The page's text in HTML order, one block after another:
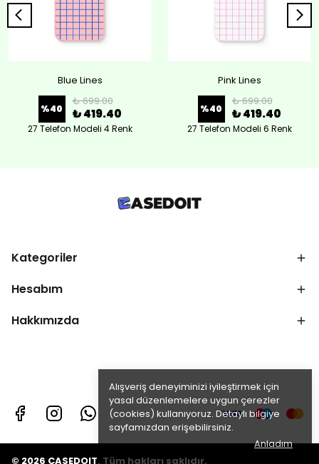
Alışveriş deneyiminizi iyileştirmek için
yasal düzenlemelere uygun çerezler
(cookies) kullanıyoruz. Detaylı bilgiye
sayfamızdan erişebilirsiniz.
Anladım
Blue Lines
%40
₺ 699.00
₺ 419.40
27 Telefon Modeli 4 Renk
Pink Lines
%40
₺ 699.00
₺ 419.40
27 Telefon Modeli 6 Renk
Kategoriler
Hesabım
Hakkımızda
© 2026 CASEDOIT. Tüm hakları saklıdır.